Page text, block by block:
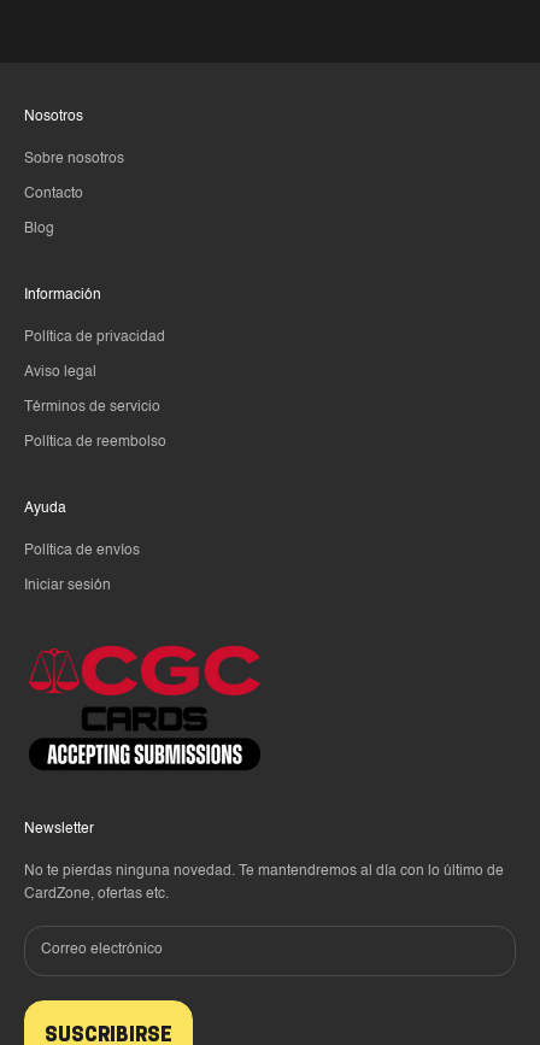
Nosotros
Sobre nosotros
Contacto
Blog
Información
Política de privacidad
Aviso legal
Términos de servicio
Política de reembolso
Ayuda
Política de envíos
Iniciar sesión
Newsletter
No te pierdas ninguna novedad. Te mantendremos al día con lo último de
CardZone, ofertas etc.
SUSCRIBIRSE